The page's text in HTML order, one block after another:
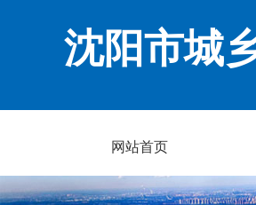
沈阳市城
网站首页